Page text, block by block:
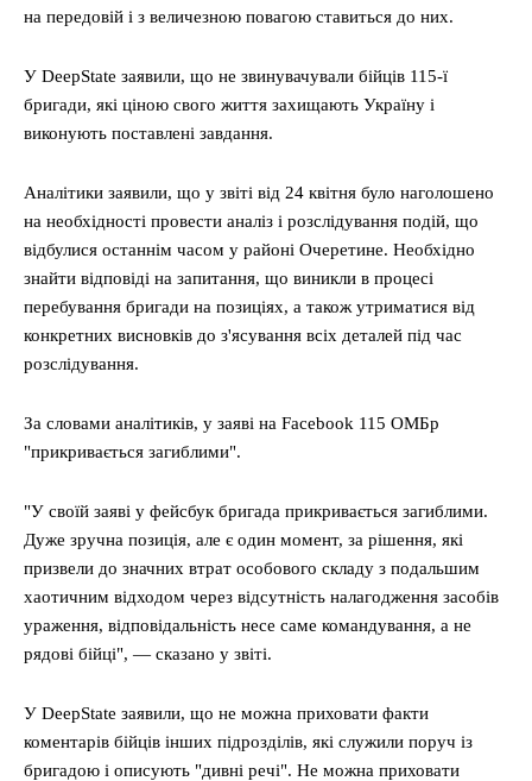
на передовій і з величезною повагою ставиться до них.
У DeepState заявили, що не звинувачували бійців 115-ї
бригади, які ціною свого життя захищають Україну і
виконують поставлені завдання.
Аналітики заявили, що у звіті від 24 квітня було наголошено
на необхідності провести аналіз і розслідування подій, що
відбулися останнім часом у районі Очеретине. Необхідно
знайти відповіді на запитання, що виникли в процесі
перебування бригади на позиціях, а також утриматися від
конкретних висновків до з'ясування всіх деталей під час
розслідування.
За словами аналітиків, у заяві на Facebook 115 ОМБр
"прикривається загиблими".
"У своїй заяві у фейсбук бригада прикривається загиблими.
Дуже зручна позиція, але є один момент, за рішення, які
призвели до значних втрат особового складу з подальшим
хаотичним відходом через відсутність налагодження засобів
ураження, відповідальність несе саме командування, а не
рядові бійці", — сказано у звіті.
У DeepState заявили, що не можна приховати факти
коментарів бійців інших підрозділів, які служили поруч із
бригадою і описують "дивні речі". Не можна приховати